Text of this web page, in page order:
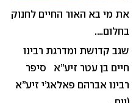
את מי בא האור החיים לחנוק
בחלום….
שגב קדושת ומדרגת רבינו
חיים בן עטר זיע”א סיפר
רבינו אברהם פאלאג’י זיע”א